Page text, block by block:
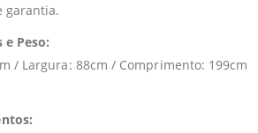
garantia.
e Peso:
/ Largura: 88cm / Comprimento: 199cm